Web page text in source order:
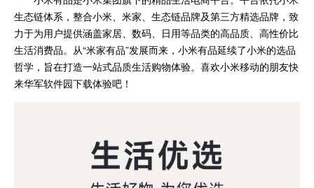
生态链体系，整合小米、米家、生态链品牌及第三方精选品牌，致
力于为用户提供涵盖家居、数码、日用等品类的高品质、高性价比
生活消费品。从“米家有品”发展而来，小米有品延续了小米的选品
哲学，旨在打造一站式品质生活购物体验。喜欢小米移动的朋友快
来华军软件园下载体验吧！